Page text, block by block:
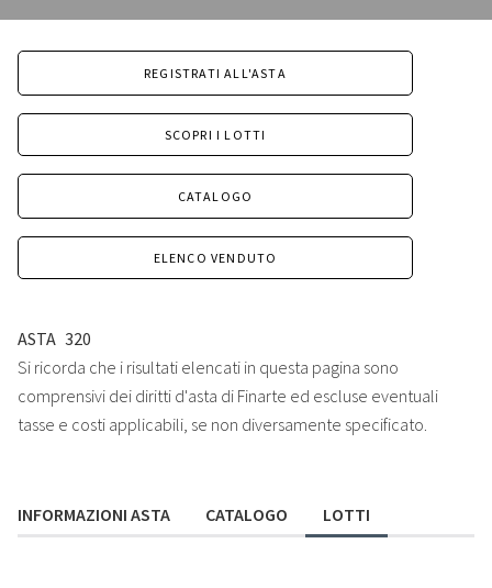
REGISTRATI ALL'ASTA
SCOPRI I LOTTI
CATALOGO
ELENCO VENDUTO
ASTA 320
Si ricorda che i risultati elencati in questa pagina sono
comprensivi dei diritti d'asta di Finarte ed escluse eventuali
tasse e costi applicabili, se non diversamente specificato.
INFORMAZIONI ASTA CATALOGO LOTTI